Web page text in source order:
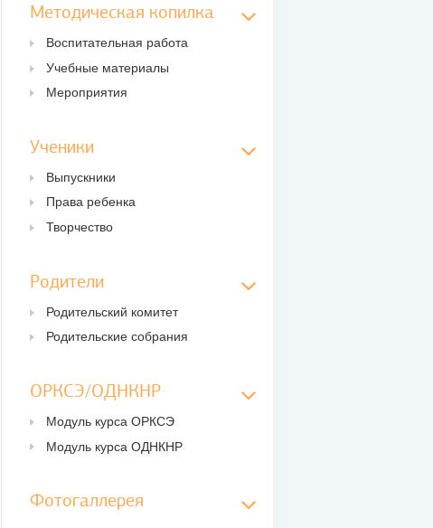
Методическая копилка
Воспитательная работа
Учебные материалы
Мероприятия
Ученики
Выпускники
Права ребенка
Творчество
Родители
Родительский комитет
Родительские собрания
ОРКСЭ/ОДНКНР
Модуль курса ОРКСЭ
Модуль курса ОДНКНР
Фотогаллерея